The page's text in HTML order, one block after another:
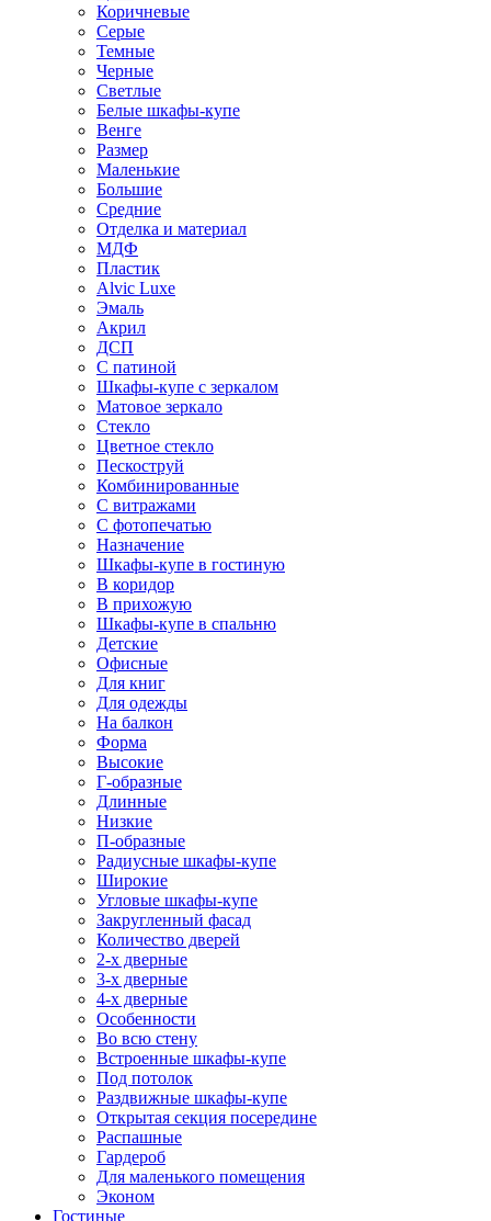
Коричневые
Серые
Темные
Черные
Светлые
Белые шкафы-купе
Венге
Размер
Маленькие
Большие
Средние
Отделка и материал
МДФ
Пластик
Alvic Luxe
Эмаль
Акрил
ДСП
С патиной
Шкафы-купе с зеркалом
Матовое зеркало
Стекло
Цветное стекло
Пескоструй
Комбинированные
С витражами
С фотопечатью
Назначение
Шкафы-купе в гостиную
В коридор
В прихожую
Шкафы-купе в спальню
Детские
Офисные
Для книг
Для одежды
На балкон
Форма
Высокие
Г-образные
Длинные
Низкие
П-образные
Радиусные шкафы-купе
Широкие
Угловые шкафы-купе
Закругленный фасад
Количество дверей
2-х дверные
3-х дверные
4-х дверные
Особенности
Во всю стену
Встроенные шкафы-купе
Под потолок
Раздвижные шкафы-купе
Открытая секция посередине
Распашные
Гардероб
Для маленького помещения
Эконом
Гостиные